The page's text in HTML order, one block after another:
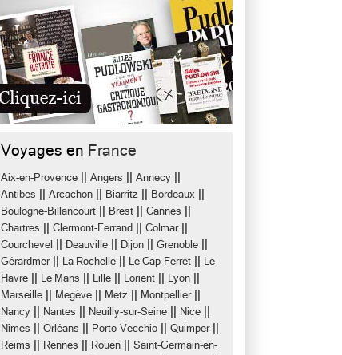
Voyages en France
Aix-en-Provence Angers Annecy
Antibes Arcachon Biarritz Bordeaux
Boulogne-Billancourt Brest Cannes
Chartres Clermont-Ferrand Colmar||
Courchevel Deauville Dijon Grenoble
Gérardmer|| La Rochelle Le Cap-Ferret
Le
Havre
Le Mans Lille Lorient Lyon
Marseille Megève Metz Montpellier||
Nancy Nantes Neuilly-sur-Seine Nice
Nîmes Orléans Porto-Vecchio Quimper||
Reims Rennes Rouen
Saint-Germain-en-